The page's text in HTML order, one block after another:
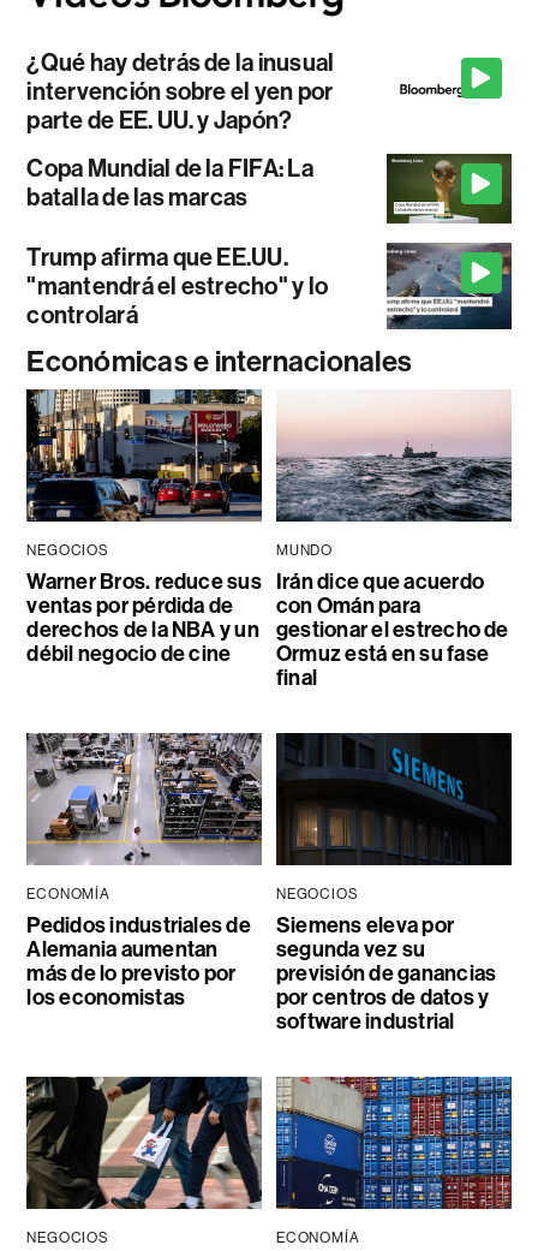
¿Qué hay detrás de la inusual
intervención sobre el yen por
parte de EE. UU. y Japón?
Copa Mundial de la FIFA: La
batalla de las marcas
Trump afirma que EE.UU.
"mantendrá el estrecho" y lo
controlará
Económicas e internacionales
NEGOCIOS
Warner Bros. reduce sus
ventas por pérdida de
derechos de la NBA y un
débil negocio de cine
MUNDO
Irán dice que acuerdo
con Omán para
gestionar el estrecho de
Ormuz está en su fase
final
ECONOMÍA
Pedidos industriales de
Alemania aumentan
más de lo previsto por
los economistas
NEGOCIOS
Siemens eleva por
segunda vez su
previsión de ganancias
por centros de datos y
software industrial
NEGOCIOS ECONOMÍA